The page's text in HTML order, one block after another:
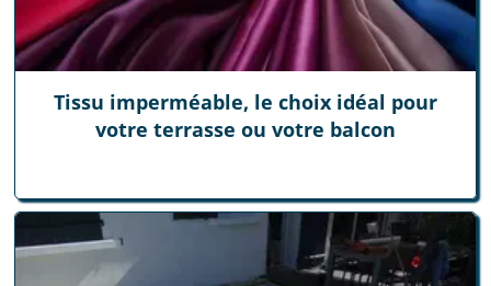
Tissu imperméable, le choix idéal pour
votre terrasse ou votre balcon